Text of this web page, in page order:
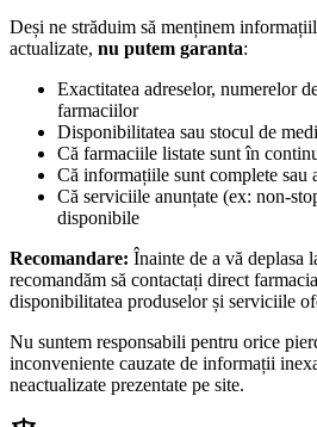
Deși ne străduim să menținem
actualizate, nu putem garanta:
Exactitatea adreselor, numerelor
farmaciilor
Disponibilitatea sau stocul de
Că farmaciile listate sunt în
Că informațiile sunt complete sau
Că serviciile anunțate (ex: non-
disponibile
Recomandare: Înainte de a vă deplasa
recomandăm să contactați direct
disponibilitatea produselor și serviciile
Nu suntem responsabili pentru orice
inconveniente cauzate de informații
neactualizate prezentate pe site.